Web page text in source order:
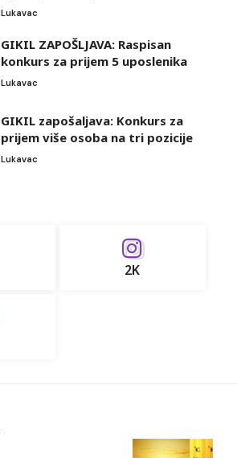
Lukavac
GIKIL ZAPOŠLJAVA: Raspisan
konkurs za prijem 5 uposlenika
Lukavac
GIKIL zapošaljava: Konkurs za
prijem više osoba na tri pozicije
Lukavac
2K